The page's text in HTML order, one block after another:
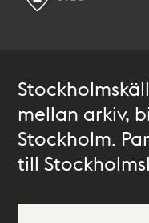
mellan arkiv,
Stockholm.
till